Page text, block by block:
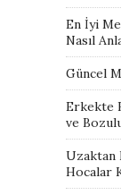
En İyi
Nasıl
Güncel
Erkekte
ve
Uzaktan
Hocalar